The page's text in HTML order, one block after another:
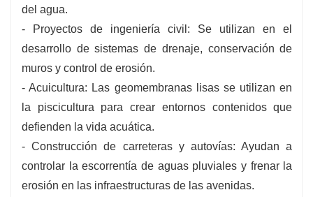
del agua.
- Proyectos de ingeniería civil: Se utilizan en el
desarrollo de sistemas de drenaje, conservación de
muros y control de erosión.
- Acuicultura: Las geomembranas lisas se utilizan en
la piscicultura para crear entornos contenidos que
defienden la vida acuática.
- Construcción de carreteras y autovías: Ayudan a
controlar la escorrentía de aguas pluviales y frenar la
erosión en las infraestructuras de las avenidas.